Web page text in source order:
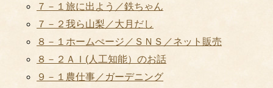
７－１旅に出よう／鉄ちゃん
７－２我ら山梨／大月だし
８－１ホームぺージ／ＳＮＳ／ネット販売
８－２ＡＩ(人工知能）のお話
９－１農仕事／ガーデニング